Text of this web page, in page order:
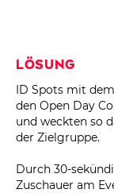
Lösung
ID Spots mit
den Open Day
und weckten so
der Zielgruppe.
Durch 30-
Zuschauer am